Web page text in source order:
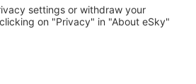
de către utilizatorii eSky
populare